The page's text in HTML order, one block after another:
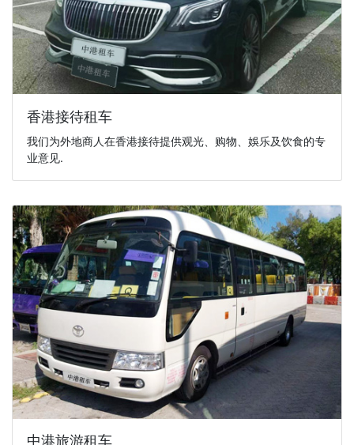
香港接待租车
我们为外地商人在香港接待提供观光、购物、娛乐及饮食的专
业意见.
中港旅游租车